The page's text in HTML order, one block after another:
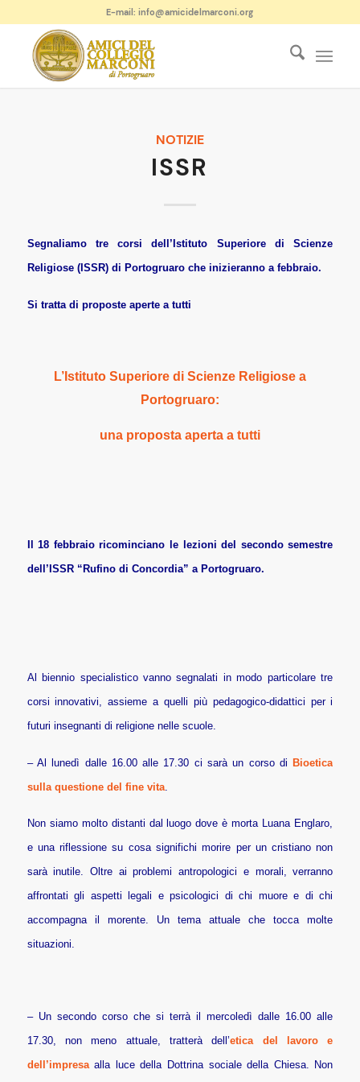
E-mail: info@amicidelmarconi.org
NOTIZIE
ISSR
Segnaliamo tre corsi dell’Istituto Superiore di Scienze
Religiose (ISSR) di Portogruaro che inizieranno a febbraio.
Si tratta di proposte aperte a tutti
L’Istituto Superiore di Scienze Religiose a
Portogruaro:
una proposta aperta a tutti
Il 18 febbraio ricominciano le lezioni del secondo semestre
dell’ISSR “Rufino di Concordia” a Portogruaro.
Al biennio specialistico vanno segnalati in modo particolare tre
corsi innovativi, assieme a quelli più pedagogico-didattici per i
futuri insegnanti di religione nelle scuole.
– Al lunedì dalle 16.00 alle 17.30 ci sarà un corso diBioetica
sulla questione del fine vita.
Non siamo molto distanti dal luogo dove è morta Luana Englaro,
e una riflessione su cosa significhi morire per un cristiano non
sarà inutile. Oltre ai problemi antropologici e morali, verranno
affrontati gli aspetti legali e psicologici di chi muore e di chi
accompagna il morente. Un tema attuale che tocca molte
situazioni.
– Un secondo corso che si terrà il mercoledì dalle 16.00 alle
17.30, non meno attuale, tratterà dell’etica del lavoro e
dell’impresaalla luce della Dottrina sociale della Chiesa. Non